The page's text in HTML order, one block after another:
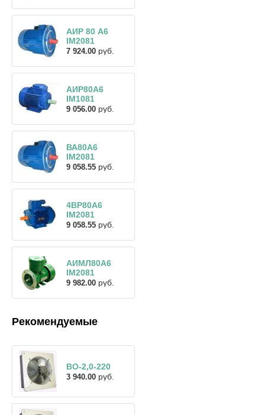
АИР 80 А6
IM2081
7 924.00 руб.
АИР80А6
IM1081
9 056.00 руб.
ВА80А6
IM2081
9 058.55 руб.
4ВР80А6
IM2081
9 058.55 руб.
АИМЛ80А6
IM2081
9 982.00 руб.
Рекомендуемые
ВО-2,0-220
3 940.00 руб.